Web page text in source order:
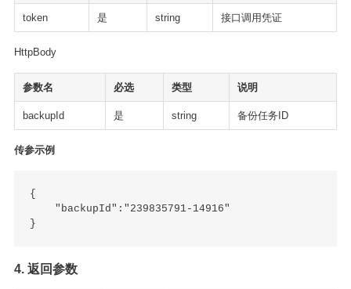
token 是 string 接口调用凭证
HttpBody
参数名 必选 类型 说明
backupId 是 string 备份任务ID
传参示例
{
    "backupId":"239835791-14916"
4. 返回参数